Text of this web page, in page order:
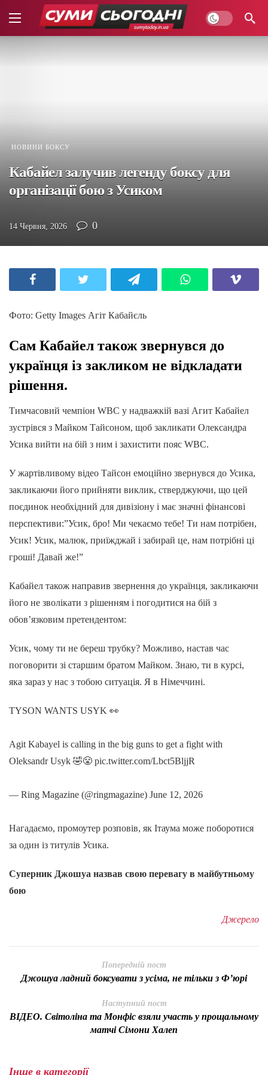
НОВИНИ БОКСУ
Кабайел залучив легенду боксу для
організації бою з Усиком
14 Червня, 2026 0
Фото: Getty Images Агіт Кабайєль
Сам Кабайел також звернувся до
українця із закликом не відкладати
рішення.
Тимчасовий чемпіон WBC у надважкій вазі Агит Кабайел
зустрівся з Майком Тайсоном, щоб закликати Олександра
Усика вийти на бій з ним і захистити пояс WBC.
У жартівливому відео Тайсон емоційно звернувся до Усика,
закликаючи його прийняти виклик, стверджуючи, що цей
поєдинок необхідний для дивізіону і має значні фінансові
перспективи:”Усик, бро! Ми чекаємо тебе! Ти нам потрібен,
Усик! Усик, малюк, приїжджай і забирай це, нам потрібні ці
гроші! Давай же!”
Кабайел також направив звернення до українця, закликаючи
його не зволікати з рішенням і погодитися на бій з
обов’язковим претендентом:
Усик, чому ти не береш трубку? Можливо, настав час
поговорити зі старшим братом Майком. Знаю, ти в курсі,
яка зараз у нас з тобою ситуація. Я в Німеччині.
TYSON WANTS USYK 👀
Agit Kabayel is calling in the big guns to get a fight with
Oleksandr Usyk 🤣😤 pic.twitter.com/Lbct5BljjR
— Ring Magazine (@ringmagazine) June 12, 2026
Нагадаємо, промоутер розповів, як Ітаума може поборотися
за один із титулів Усика.
Суперник Джошуа назвав свою перевагу в майбутньому
бою
Джерело
Попередній пост
Джошуа ладний боксувати з усіма, не тільки з Ф’юрі
Наступний пост
ВІДЕО. Світоліна та Монфіс взяли участь у прощальному
матчі Сімони Халеп
Інше в категорії